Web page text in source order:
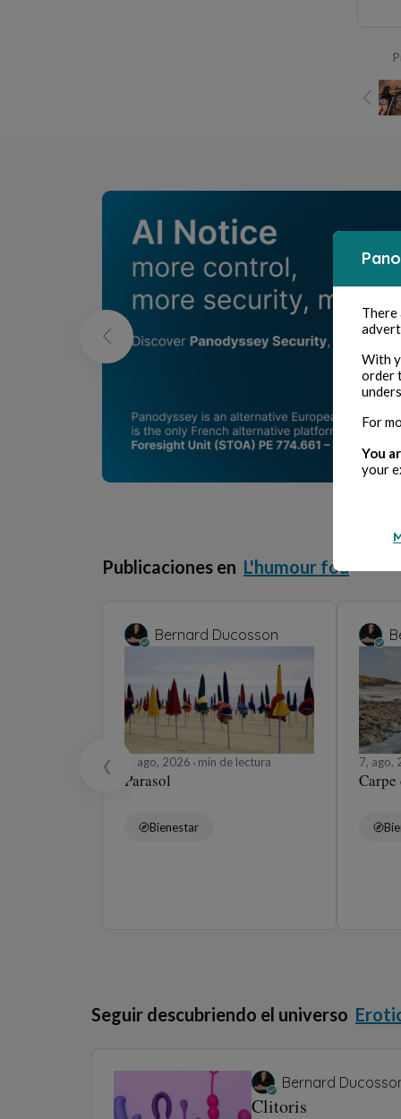
Publicaciones en L'humour fou
❮
Bernard Ducosson
8, ago, 2026 min de lectura
Parasol
Bienestar
7, ago,
Seguir descubriendo el universo
Bernard
Clitoris
With
order
For
You
your